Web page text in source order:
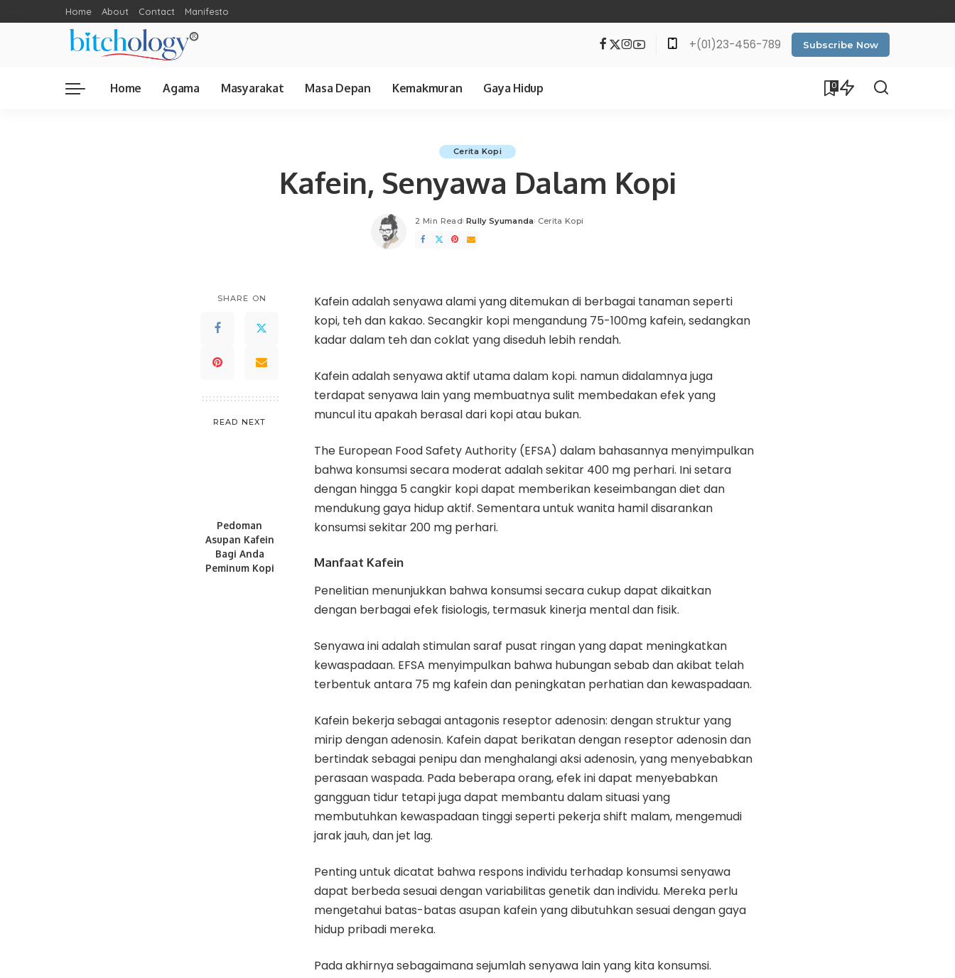
Home About Contact Manifesto
+(01)23-456-789 Subscribe Now
Home Agama Masyarakat Masa Depan Kemakmuran Gaya Hidup 0
Cerita Kopi
Kafein, Senyawa Dalam Kopi
2 Min Read
Posted
by
Rully Syumanda Cerita Kopi
SHARE ON
READ NEXT
Pedoman
Asupan Kafein
Bagi Anda
Peminum Kopi
Kafein adalah senyawa alami yang ditemukan di berbagai tanaman seperti
kopi, teh dan kakao. Secangkir kopi mengandung 75-100mg kafein, sedangkan
kadar dalam teh dan coklat yang diseduh lebih rendah.
Kafein adalah senyawa aktif utama dalam kopi. namun didalamnya juga
terdapat senyawa lain yang membuatnya sulit membedakan efek yang
muncul itu apakah berasal dari kopi atau bukan.
The European Food Safety Authority (EFSA) dalam bahasannya menyimpulkan
bahwa konsumsi secara moderat adalah sekitar 400 mg perhari. Ini setara
dengan hingga 5 cangkir kopi dapat memberikan keseimbangan diet dan
mendukung gaya hidup aktif. Sementara untuk wanita hamil disarankan
konsumsi sekitar 200 mg perhari.
Manfaat Kafein
Penelitian menunjukkan bahwa konsumsi secara cukup dapat dikaitkan
dengan berbagai efek fisiologis, termasuk kinerja mental dan fisik.
Senyawa ini adalah stimulan saraf pusat ringan yang dapat meningkatkan
kewaspadaan. EFSA menyimpulkan bahwa hubungan sebab dan akibat telah
terbentuk antara 75 mg kafein dan peningkatan perhatian dan kewaspadaan.
Kafein bekerja sebagai antagonis reseptor adenosin: dengan struktur yang
mirip dengan adenosin. Kafein dapat berikatan dengan reseptor adenosin dan
bertindak sebagai penipu dan menghalangi aksi adenosin, yang menyebabkan
perasaan waspada. Pada beberapa orang, efek ini dapat menyebabkan
gangguan tidur tetapi juga dapat membantu dalam situasi yang
membutuhkan kewaspadaan tinggi seperti pekerja shift malam, mengemudi
jarak jauh, dan jet lag.
Penting untuk dicatat bahwa respons individu terhadap konsumsi senyawa
dapat berbeda sesuai dengan variabilitas genetik dan individu. Mereka perlu
mengetahui batas-batas asupan kafein yang dibutuhkan sesuai dengan gaya
hidup pribadi mereka.
Pada akhirnya sebagaimana sejumlah senyawa lain yang kita konsumsi.